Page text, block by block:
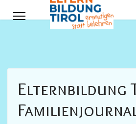
Elternbildung